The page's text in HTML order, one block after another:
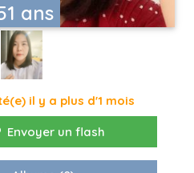
ans
il y a plus d'1 mois
Envoyer un flash